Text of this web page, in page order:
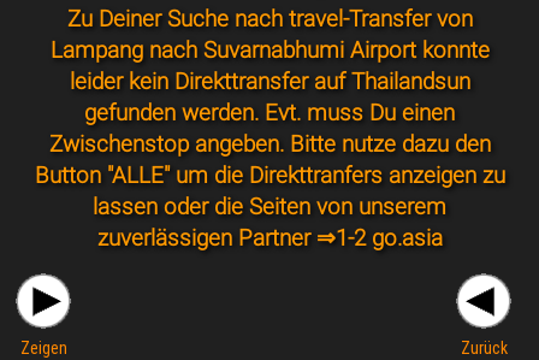
Zu Deiner Suche nach travel-Transfer von
Lampang nach Suvarnabhumi Airport konnte
leider kein Direkttransfer auf Thailandsun
gefunden werden. Evt. muss Du einen
Zwischenstop angeben. Bitte nutze dazu den
Button "ALLE" um die Direkttranfers anzeigen zu
lassen oder die Seiten von unserem
zuverlässigen Partner ⇒1-2 go.asia
Zeigen Zurück